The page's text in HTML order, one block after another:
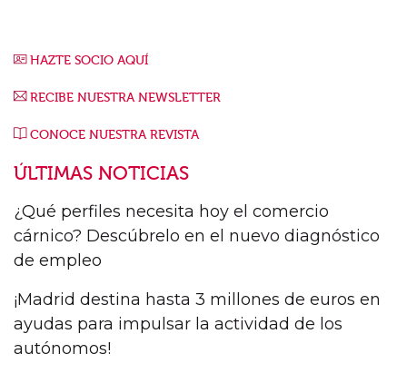
HAZTE SOCIO AQUÍ
RECIBE NUESTRA NEWSLETTER
CONOCE NUESTRA REVISTA
ÚLTIMAS NOTICIAS
¿Qué perfiles necesita hoy el comercio
cárnico? Descúbrelo en el nuevo diagnóstico
de empleo
¡Madrid destina hasta 3 millones de euros en
ayudas para impulsar la actividad de los
autónomos!